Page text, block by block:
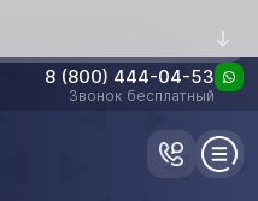
8 (800) 444-04-53
Звонок бесплатный